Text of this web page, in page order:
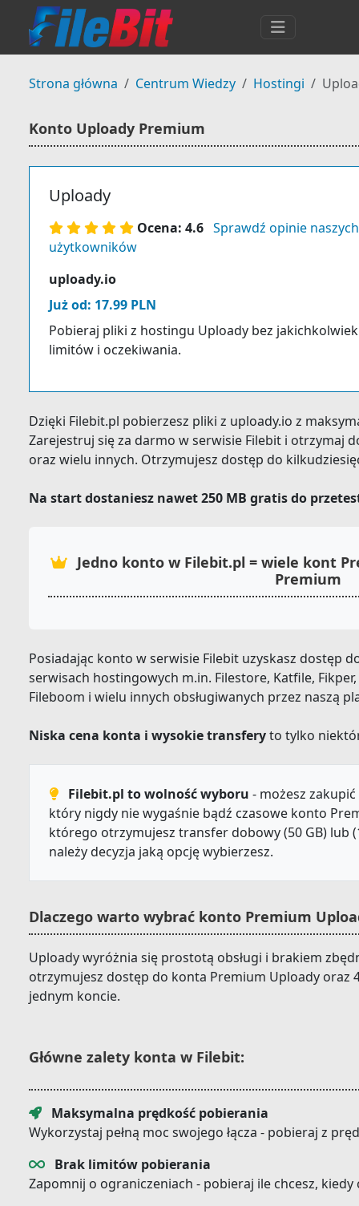
Strona główna Centrum Wiedzy Hostingi
Konto Uploady Premium
Uploady
Ocena: 4.6 Sprawdź opinie naszych
użytkowników
uploady.io
Już od: 17.99 PLN
Pobieraj pliki z hostingu Uploady bez jakichkolwiek
limitów i oczekiwania.
Dzięki Filebit.pl pobierzesz pliki z uploady.io z
Zarejestruj się za darmo w serwisie Filebit i otrzymaj
oraz wielu innych. Otrzymujesz dostęp do
Na start dostaniesz nawet 250 MB gratis do
Jedno konto w Filebit.pl = wiele kont
Premium
Posiadając konto w serwisie Filebit uzyskasz dostęp
serwisach hostingowych m.in. Filestore, Katfile,
Fileboom i wielu innych obsługiwanych przez naszą
Niska cena konta i wysokie transferyto tylko
Filebit.pl to wolność wyboru - możesz
który nigdy nie wygaśnie bądź czasowe konto
którego otrzymujesz transfer dobowy (50 GB) lub
należy decyzja jaką opcję wybierzesz.
Dlaczego warto wybrać konto Premium
Uploady wyróżnia się prostotą obsługi i brakiem
otrzymujesz dostęp do konta Premium Uploady oraz
jednym koncie.
Główne zalety konta w Filebit:
Maksymalna prędkość pobierania
Wykorzystaj pełną moc swojego łącza - pobieraj z
Brak limitów pobierania
Zapomnij o ograniczeniach - pobieraj ile chcesz,